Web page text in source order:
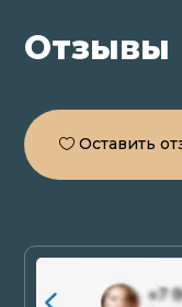
Отзывы
Оставить